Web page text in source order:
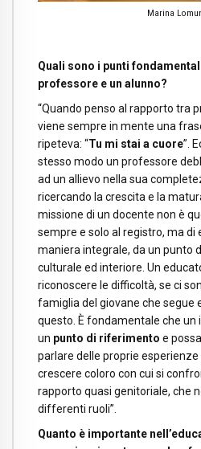
Marina
Quali sono i punti
professore e un alunno?
“Quando penso al rapporto tra
viene sempre in mente una
ripeteva: “Tu mi stai a cuore”.
stesso modo un professore
ad un allievo nella sua
ricercando la crescita e la
missione di un docente non è
sempre e solo al registro, ma di
maniera integrale, da un punto
culturale ed interiore. Un
riconoscere le difficoltà, se ci
famiglia del giovane che segue
questo. È fondamentale che
un punto di riferimento e
parlare delle proprie
crescere coloro con cui si
rapporto quasi genitoriale, che
differenti ruoli”.
Quanto è importante